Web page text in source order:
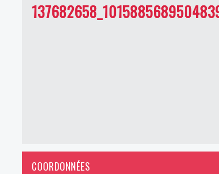
COORDONNÉES